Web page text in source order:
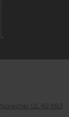
UL 40 Mk3